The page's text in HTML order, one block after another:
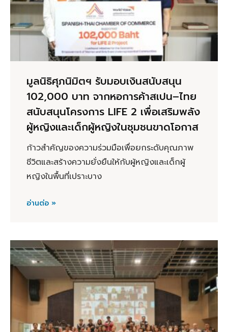
มูลนิธิศุภนิมิตฯ รับมอบเงินสนับสนุน
102,000 บาท จากหอการค้าสเปน–ไทย
สนับสนุนโครงการ LIFE 2 เพื่อเสริมพลัง
ผู้หญิงและเด็กผู้หญิงในชุมชนขาดโอกาส
ก้าวสำคัญของความร่วมมือเพื่อยกระดับคุณภาพ
ชีวิตและสร้างความยั่งยืนให้กับผู้หญิงและเด็กผู้
หญิงในพื้นที่เปราะบาง
อ่านต่อ »